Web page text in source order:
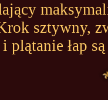
sztywny,
plątanie łap